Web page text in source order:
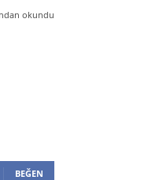
Email
okundu
BEĞEN